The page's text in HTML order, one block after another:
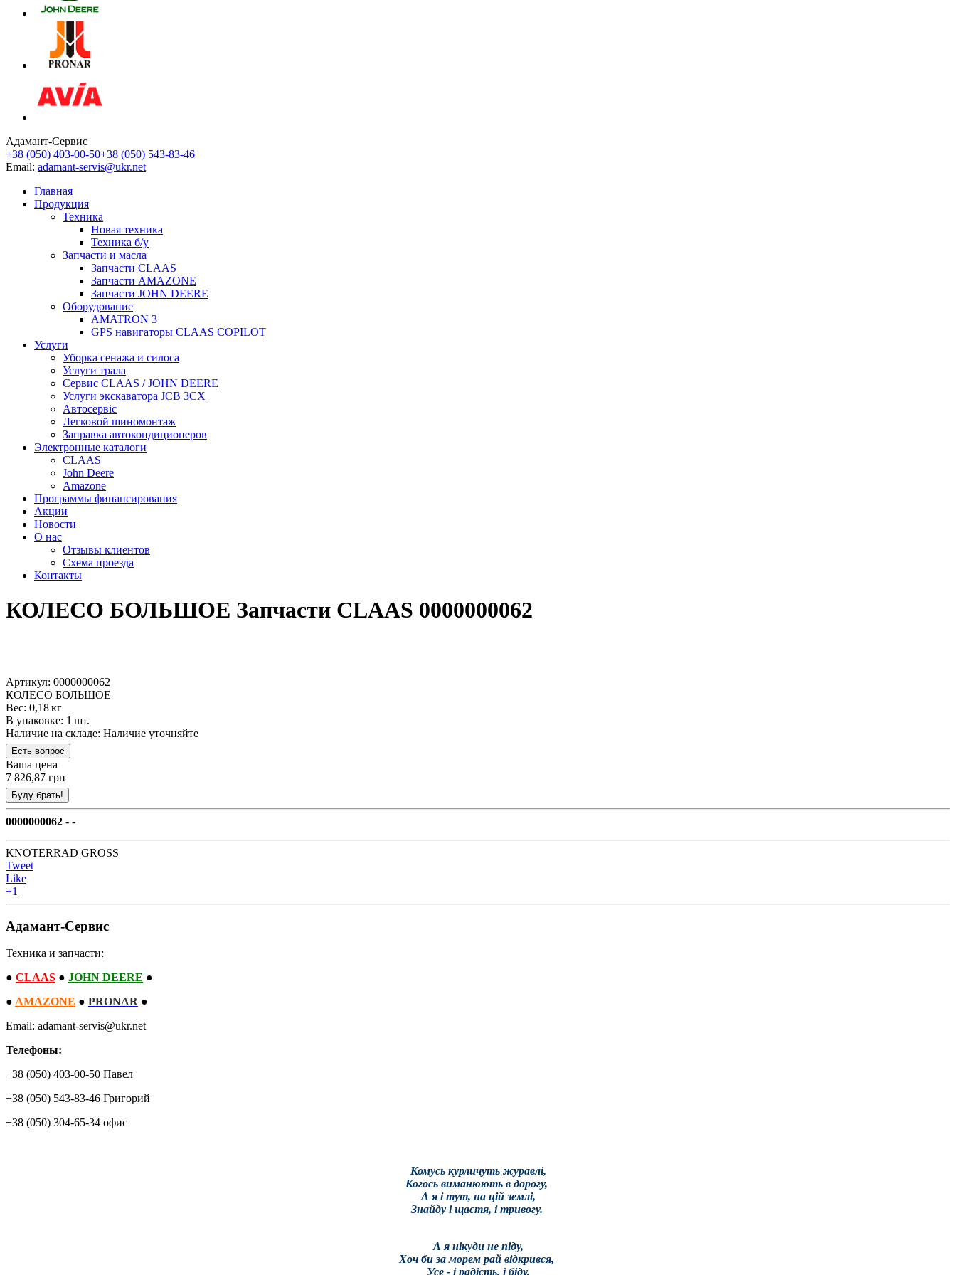
Адамант-Сервис
+38 (050) 403-00-50+38 (050) 543-83-46
Email: adamant-servis@ukr.net
Главная
Продукция
Техника
Новая техника
Техника б/у
Запчасти и масла
Запчасти CLAAS
Запчасти AMAZONE
Запчасти JOHN DEERE
Оборудование
AMATRON 3
GPS навигаторы CLAAS COPILOT
Услуги
Уборка сенажа и силоса
Услуги трала
Сервис CLAAS / JOHN DEERE
Услуги экскаватора JCB 3CX
Автосервіс
Легковой шиномонтаж
Заправка автокондиционеров
Электронные каталоги
CLAAS
John Deere
Amazone
Программы финансирования
Акции
Новости
О нас
Отзывы клиентов
Схема проезда
Контакты
КОЛЕСО БОЛЬШОЕ Запчасти CLAAS 0000000062
Артикул: 0000000062
КОЛЕСО БОЛЬШОЕ
Вес: 0,18 кг
В упаковке: 1 шт.
Наличие на складе: Наличие уточняйте
Ваша цена
7 826,87 грн
0000000062 - -
KNOTERRAD GROSS
Tweet
Like
+1
Адамант-Сервис
Техника и запчасти:
● CLAAS ● JOHN DEERE ●
● AMAZONE ● PRONAR ●
Email: adamant-servis@ukr.net
Телефоны:
+38 (050) 403-00-50 Павел
+38 (050) 543-83-46 Григорий
+38 (050) 304-65-34 офис
Комусь курличуть журавлі,
Когось виманюють в дорогу,
А я і тут, на цій землі,
Знайду і щастя, і тривогу.
А я нікуди не піду,
Хоч би за морем рай відкрився,
Усе - і радість, і біду,